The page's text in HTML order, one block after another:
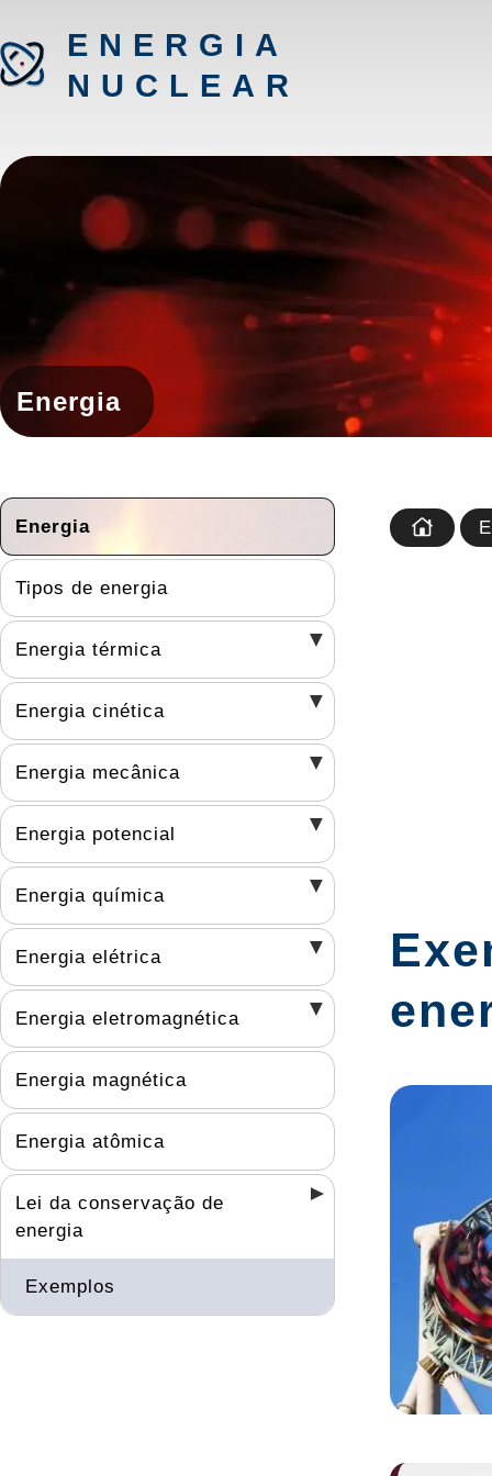
ENERGIA
NUCLEAR
Energia
Energia
Tipos de energia
Energia térmica
Energia cinética
Energia mecânica
Energia potencial
Energia química
Energia elétrica
Energia eletromagnética
Energia magnética
Energia atômica
Lei da conservação de
energia
Exemplos